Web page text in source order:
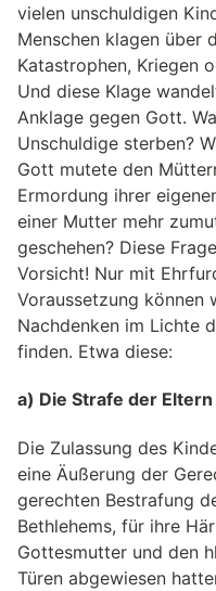
vielen unschuldigen
Menschen klagen über
Katastrophen, Kriegen
Und diese Klage
Anklage gegen Gott.
Unschuldige sterben?
Gott mutete den
Ermordung ihrer
einer Mutter mehr
geschehen? Diese
Vorsicht! Nur mit
Voraussetzung können
Nachdenken im Lichte
finden. Etwa diese:
a) Die Strafe der Eltern
Die Zulassung des
eine Äußerung der
gerechten Bestrafung
Bethlehems, für ihre
Gottesmutter und den
Türen abgewiesen